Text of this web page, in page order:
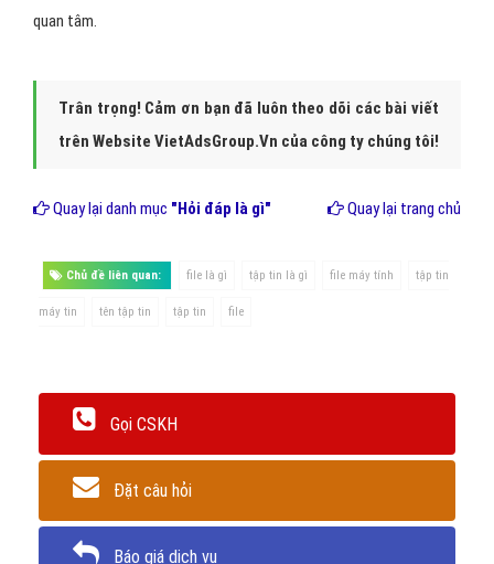
quan tâm.
Trân trọng! Cảm ơn bạn đã luôn theo dõi các bài viết
trên Website VietAdsGroup.Vn của công ty chúng tôi!
Quay lại danh mục "Hỏi đáp là gì" Quay lại trang chủ
Chủ đề liên quan: file là gì tập tin là gì file máy tính tập tin
máy tin tên tập tin tập tin file
Gọi CSKH
Đặt câu hỏi
Báo giá dịch vụ